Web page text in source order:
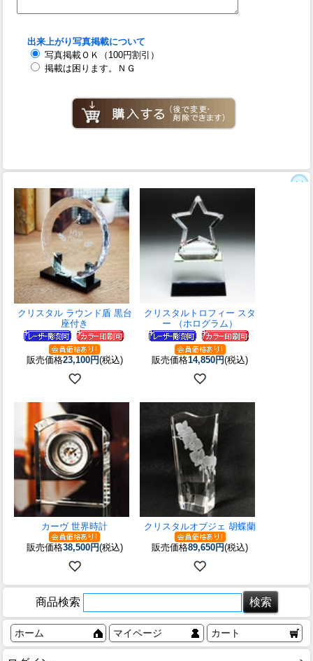
出来上がり写真掲載について
写真掲載ＯＫ（100円割引）
掲載は困ります。ＮＧ
クリスタル ラウンド盾 黒台
座付き
販売価格23,100円(税込)
クリスタルトロフィー スタ
ー （ホログラム）
販売価格14,850円(税込)
カーヴ 世界時計
販売価格38,500円(税込)
クリスタルオブジェ 胡蝶蘭
販売価格89,650円(税込)
商品検索
ホーム マイページ カート